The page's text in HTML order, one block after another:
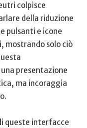
colpisce
della​ riduzione
pulsanti e icone
mostrando solo ciò
presentazione
ma incoraggia
queste ⁤interfacce